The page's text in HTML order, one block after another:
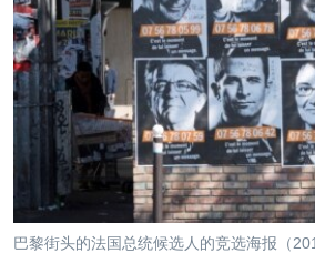
航
跳
转
到
检
索
中东
欧洲
非洲
美洲
全球议题
人权·法律·宗教
科教·文娱·体健
军事
劳工
热点专题
白宫要闻
国会报道
美中关系
美国建国250周年
埃博拉疫情
VOA视频
VOA今日焦点
中文广播
关注我们
巴黎街头的法国总统候选人的竞选海报（